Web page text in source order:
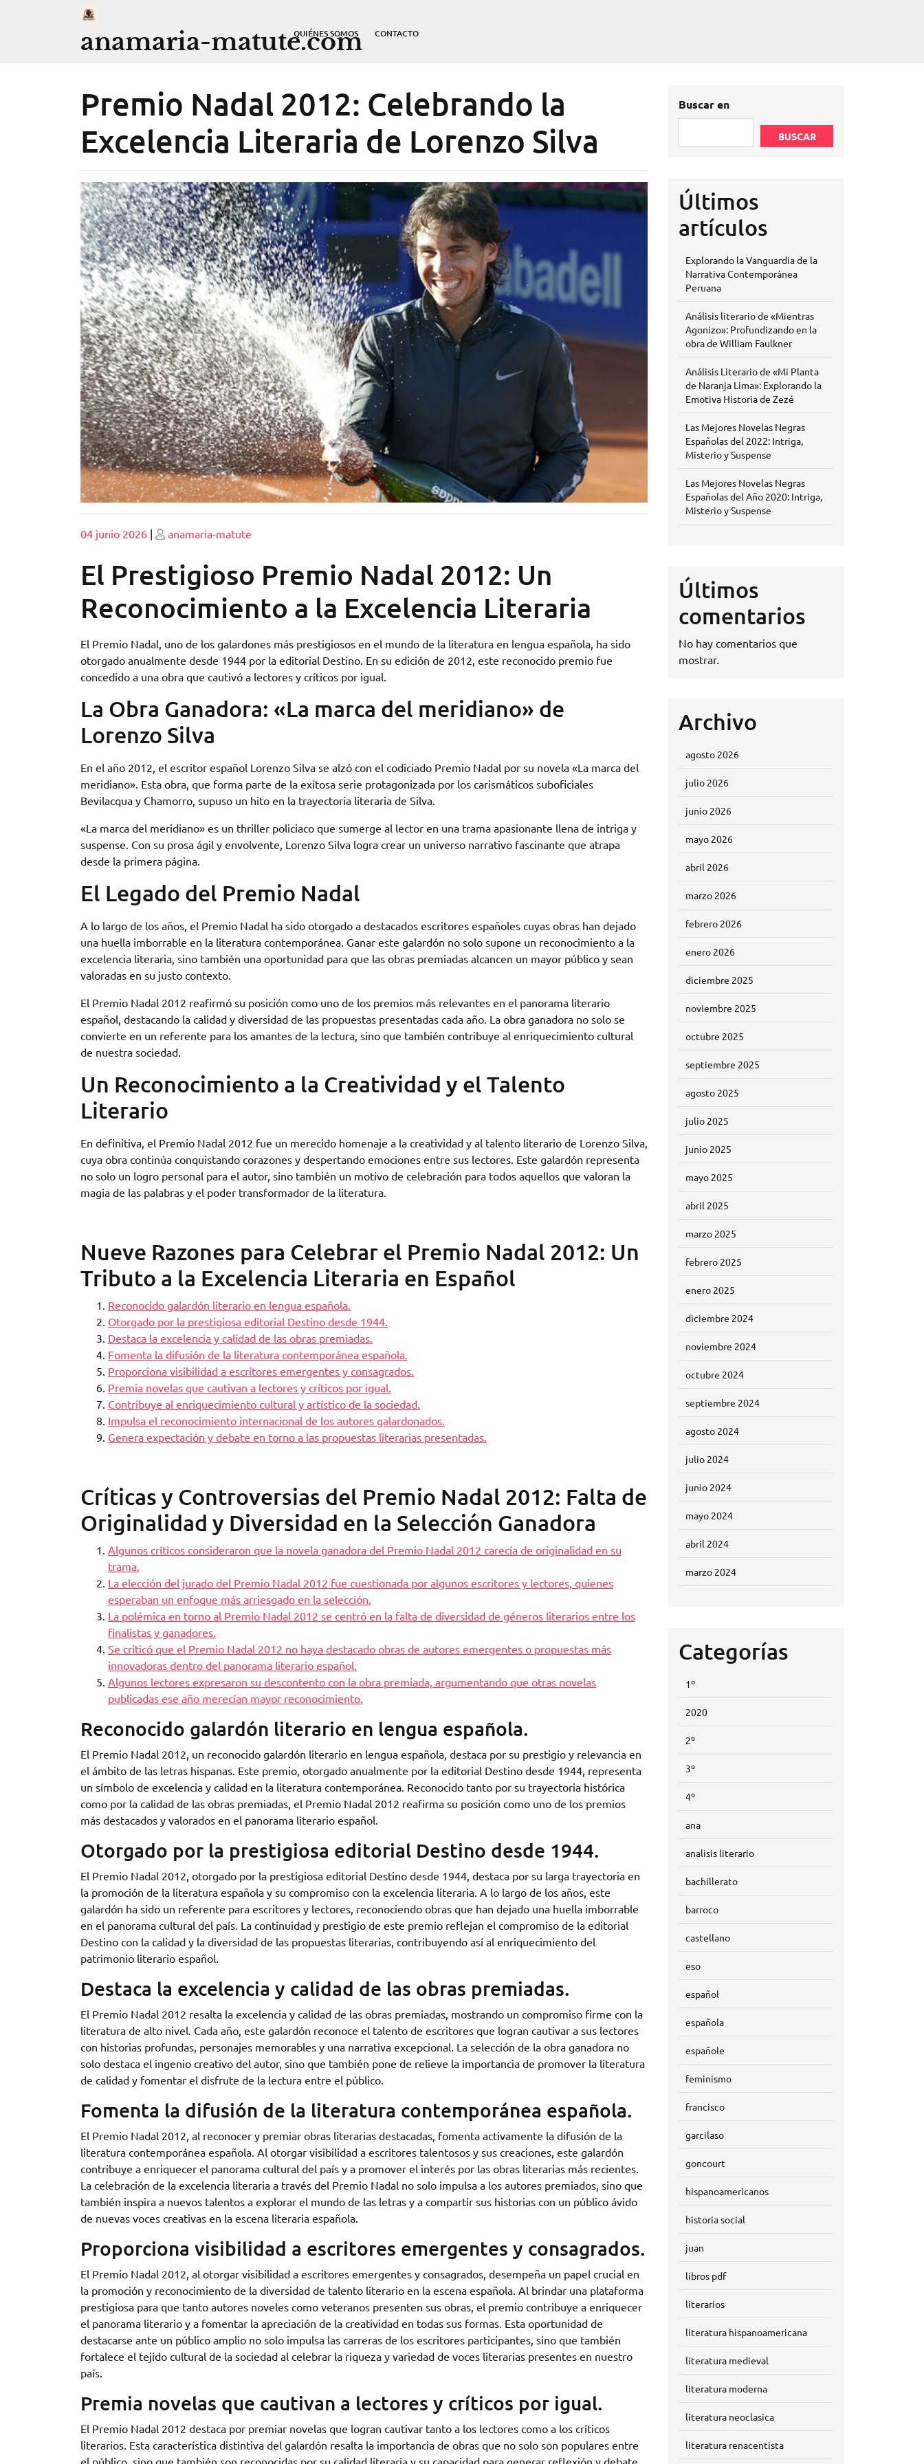
anamaria-matute.com
QUIÉNES SOMOS CONTACTO
Premio Nadal 2012: Celebrando la
Excelencia Literaria de Lorenzo Silva
Publicado
04 junio 2026 | Publicado
anamaria-matute
El Prestigioso Premio Nadal 2012: Un
Reconocimiento a la Excelencia Literaria
El Premio Nadal, uno de los galardones más prestigiosos en el mundo de la literatura en lengua española, ha sido
otorgado anualmente desde 1944 por la editorial Destino. En su edición de 2012, este reconocido premio fue
concedido a una obra que cautivó a lectores y críticos por igual.
La Obra Ganadora: «La marca del meridiano» de
Lorenzo Silva
En el año 2012, el escritor español Lorenzo Silva se alzó con el codiciado Premio Nadal por su novela «La marca del
meridiano». Esta obra, que forma parte de la exitosa serie protagonizada por los carismáticos suboficiales
Bevilacqua y Chamorro, supuso un hito en la trayectoria literaria de Silva.
«La marca del meridiano» es un thriller policiaco que sumerge al lector en una trama apasionante llena de intriga y
suspense. Con su prosa ágil y envolvente, Lorenzo Silva logra crear un universo narrativo fascinante que atrapa
desde la primera página.
El Legado del Premio Nadal
A lo largo de los años, el Premio Nadal ha sido otorgado a destacados escritores españoles cuyas obras han dejado
una huella imborrable en la literatura contemporánea. Ganar este galardón no solo supone un reconocimiento a la
excelencia literaria, sino también una oportunidad para que las obras premiadas alcancen un mayor público y sean
valoradas en su justo contexto.
El Premio Nadal 2012 reafirmó su posición como uno de los premios más relevantes en el panorama literario
español, destacando la calidad y diversidad de las propuestas presentadas cada año. La obra ganadora no solo se
convierte en un referente para los amantes de la lectura, sino que también contribuye al enriquecimiento cultural
de nuestra sociedad.
Un Reconocimiento a la Creatividad y el Talento
Literario
En definitiva, el Premio Nadal 2012 fue un merecido homenaje a la creatividad y al talento literario de Lorenzo Silva,
cuya obra continúa conquistando corazones y despertando emociones entre sus lectores. Este galardón representa
no solo un logro personal para el autor, sino también un motivo de celebración para todos aquellos que valoran la
magia de las palabras y el poder transformador de la literatura.
Nueve Razones para Celebrar el Premio Nadal 2012: Un
Tributo a la Excelencia Literaria en Español
Reconocido galardón literario en lengua española.
Otorgado por la prestigiosa editorial Destino desde 1944.
Destaca la excelencia y calidad de las obras premiadas.
Fomenta la difusión de la literatura contemporánea española.
Proporciona visibilidad a escritores emergentes y consagrados.
Premia novelas que cautivan a lectores y críticos por igual.
Contribuye al enriquecimiento cultural y artístico de la sociedad.
Impulsa el reconocimiento internacional de los autores galardonados.
Genera expectación y debate en torno a las propuestas literarias presentadas.
Críticas y Controversias del Premio Nadal 2012: Falta de
Originalidad y Diversidad en la Selección Ganadora
Algunos críticos consideraron que la novela ganadora del Premio Nadal 2012 carecía de originalidad en su
trama.
La elección del jurado del Premio Nadal 2012 fue cuestionada por algunos escritores y lectores, quienes
esperaban un enfoque más arriesgado en la selección.
La polémica en torno al Premio Nadal 2012 se centró en la falta de diversidad de géneros literarios entre los
finalistas y ganadores.
Se criticó que el Premio Nadal 2012 no haya destacado obras de autores emergentes o propuestas más
innovadoras dentro del panorama literario español.
Algunos lectores expresaron su descontento con la obra premiada, argumentando que otras novelas
publicadas ese año merecían mayor reconocimiento.
Reconocido galardón literario en lengua española.
El Premio Nadal 2012, un reconocido galardón literario en lengua española, destaca por su prestigio y relevancia en
el ámbito de las letras hispanas. Este premio, otorgado anualmente por la editorial Destino desde 1944, representa
un símbolo de excelencia y calidad en la literatura contemporánea. Reconocido tanto por su trayectoria histórica
como por la calidad de las obras premiadas, el Premio Nadal 2012 reafirma su posición como uno de los premios
más destacados y valorados en el panorama literario español.
Otorgado por la prestigiosa editorial Destino desde 1944.
El Premio Nadal 2012, otorgado por la prestigiosa editorial Destino desde 1944, destaca por su larga trayectoria en
la promoción de la literatura española y su compromiso con la excelencia literaria. A lo largo de los años, este
galardón ha sido un referente para escritores y lectores, reconociendo obras que han dejado una huella imborrable
en el panorama cultural del país. La continuidad y prestigio de este premio reflejan el compromiso de la editorial
Destino con la calidad y la diversidad de las propuestas literarias, contribuyendo así al enriquecimiento del
patrimonio literario español.
Destaca la excelencia y calidad de las obras premiadas.
El Premio Nadal 2012 resalta la excelencia y calidad de las obras premiadas, mostrando un compromiso firme con la
literatura de alto nivel. Cada año, este galardón reconoce el talento de escritores que logran cautivar a sus lectores
con historias profundas, personajes memorables y una narrativa excepcional. La selección de la obra ganadora no
solo destaca el ingenio creativo del autor, sino que también pone de relieve la importancia de promover la literatura
de calidad y fomentar el disfrute de la lectura entre el público.
Fomenta la difusión de la literatura contemporánea española.
El Premio Nadal 2012, al reconocer y premiar obras literarias destacadas, fomenta activamente la difusión de la
literatura contemporánea española. Al otorgar visibilidad a escritores talentosos y sus creaciones, este galardón
contribuye a enriquecer el panorama cultural del país y a promover el interés por las obras literarias más recientes.
La celebración de la excelencia literaria a través del Premio Nadal no solo impulsa a los autores premiados, sino que
también inspira a nuevos talentos a explorar el mundo de las letras y a compartir sus historias con un público ávido
de nuevas voces creativas en la escena literaria española.
Proporciona visibilidad a escritores emergentes y consagrados.
El Premio Nadal 2012, al otorgar visibilidad a escritores emergentes y consagrados, desempeña un papel crucial en
la promoción y reconocimiento de la diversidad de talento literario en la escena española. Al brindar una plataforma
prestigiosa para que tanto autores noveles como veteranos presenten sus obras, el premio contribuye a enriquecer
el panorama literario y a fomentar la apreciación de la creatividad en todas sus formas. Esta oportunidad de
destacarse ante un público amplio no solo impulsa las carreras de los escritores participantes, sino que también
fortalece el tejido cultural de la sociedad al celebrar la riqueza y variedad de voces literarias presentes en nuestro
país.
Premia novelas que cautivan a lectores y críticos por igual.
El Premio Nadal 2012 destaca por premiar novelas que logran cautivar tanto a los lectores como a los críticos
literarios. Esta característica distintiva del galardón resalta la importancia de obras que no solo son populares entre
Buscar en
BUSCAR
Últimos
artículos
Explorando la Vanguardia de la
Narrativa Contemporánea
Peruana
Análisis literario de «Mientras
Agonizo»: Profundizando en la
obra de William Faulkner
Análisis Literario de «Mi Planta
de Naranja Lima»: Explorando la
Emotiva Historia de Zezé
Las Mejores Novelas Negras
Españolas del 2022: Intriga,
Misterio y Suspense
Las Mejores Novelas Negras
Españolas del Año 2020: Intriga,
Misterio y Suspense
Últimos
comentarios
No hay comentarios que
mostrar.
Archivo
agosto 2026
julio 2026
junio 2026
mayo 2026
abril 2026
marzo 2026
febrero 2026
enero 2026
diciembre 2025
noviembre 2025
octubre 2025
septiembre 2025
agosto 2025
julio 2025
junio 2025
mayo 2025
abril 2025
marzo 2025
febrero 2025
enero 2025
diciembre 2024
noviembre 2024
octubre 2024
septiembre 2024
agosto 2024
julio 2024
junio 2024
mayo 2024
abril 2024
marzo 2024
Categorías
1º
2020
2º
3º
4º
ana
analisis literario
bachillerato
barroco
castellano
eso
español
española
españole
feminismo
francisco
garcilaso
goncourt
hispanoamericanos
historia social
juan
libros pdf
literarios
literatura hispanoamericana
literatura medieval
literatura moderna
literatura neoclasica
literatura renacentista